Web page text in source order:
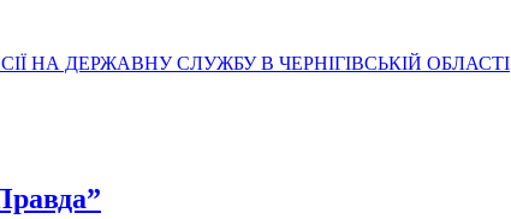
НА ДЕРЖАВНУ СЛУЖБУ В ЧЕРНІГІВСЬКІЙ ОБЛАСТІ